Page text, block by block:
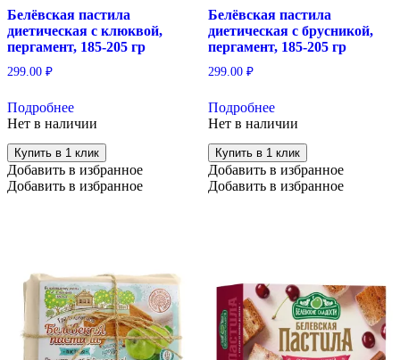
Белёвская пастила
диетическая с клюквой,
пергамент, 185-205 гр
299.00 ₽
Подробнее
Нет в наличии
Купить в 1 клик
Добавить в избранное
Добавить в избранное
Белёвская пастила
диетическая с брусникой,
пергамент, 185-205 гр
299.00 ₽
Подробнее
Нет в наличии
Купить в 1 клик
Добавить в избранное
Добавить в избранное